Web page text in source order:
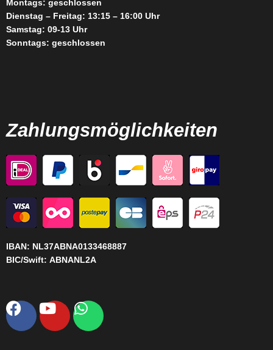
Montags: geschlossen
Dienstag – Freitag: 13:15 – 16:00 Uhr
Samstag: 09-13 Uhr
Sonntags: geschlossen
Zahlungsmöglichkeiten
IBAN: NL37ABNA0133468887
BIC/Swift: ABNANL2A
Facebook
YoutubeWhatsapp